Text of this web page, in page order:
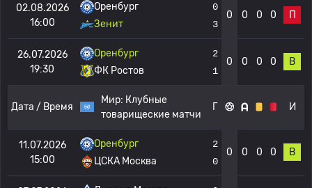
02.08.2026
16:00
Оренбург
Зенит
0
3
0 0 0 0 П
26.07.2026
19:30
Оренбург
ФК Ростов
2
1
0 0 0 0 В
Дата / Время
Мир: Клубные
товарищеские матчи
Г И
11.07.2026
15:00
Оренбург
ЦСКА Москва
2
0
0 0 0 0 В